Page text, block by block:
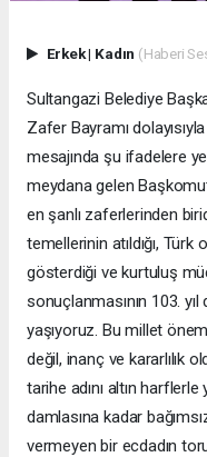
Erkek| Kadın (Haberi
Sultangazi Belediye
Zafer Bayramı
mesajında şu ifadelere
meydana gelen
en şanlı zaferlerinden
temellerinin atıldığı,
gösterdiği ve kurtuluş
sonuçlanmasının 103.
yaşıyoruz. Bu millet
değil, inanç ve kararlılık
tarihe adını altın harflerle
damlasına kadar
vermeyen bir ecdadın